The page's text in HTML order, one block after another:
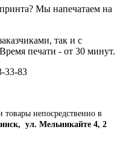
Мы напечатаем на
так и с
печати - от 30 минут.
33-83
непосредственно в
ул. Мельникайте 4, 2